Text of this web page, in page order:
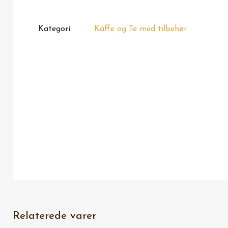
Kategori Kaffe og Te med tilbehør
Relaterede varer